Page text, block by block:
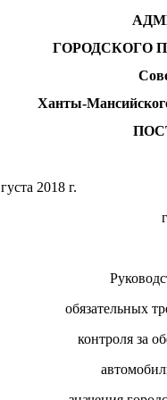
ГОРОДСКОГО
Ханты-
обязательных
контроля за